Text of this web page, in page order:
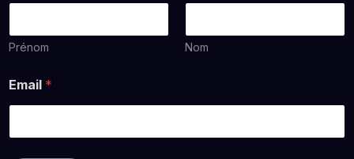
Prénom Nom
Email *